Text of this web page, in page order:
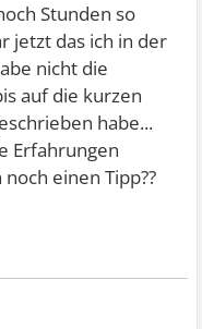
Stunden so
jetzt das ich in der
nicht die
auf die kurzen
habe...
Erfahrungen
einen Tipp??